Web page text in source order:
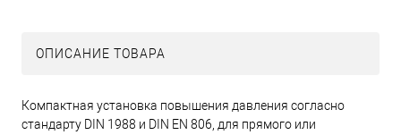
ОПИСАНИЕ ТОВАРА
Компактная установка повышения давления согласно
стандарту DIN 1988 и DIN EN 806, для прямого или